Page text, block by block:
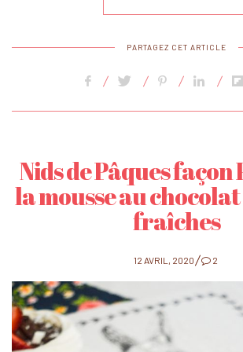
PARTAGEZ CET ARTICLE
Nids de Pâques façon
la mousse au
fraîches
POSTED
ON
12 AVRIL, 2020 2